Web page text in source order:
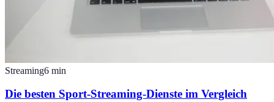
Streaming6 min
Die besten Sport-Streaming-Dienste im Vergleich